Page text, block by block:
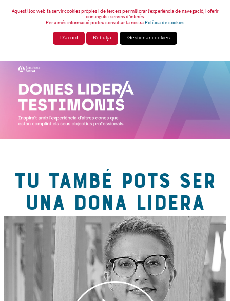
Aquest lloc web fa servir cookies pròpies i de tercers per millorar l’experiència de navegació, i oferir
continguts i serveis d’interès.
Per a més informació podeu consultar la nostraPolítica de cookies
D'acord Rebutja Gestionar cookies
TU TAMBÉ POTS SER
UNA DONA LIDERA